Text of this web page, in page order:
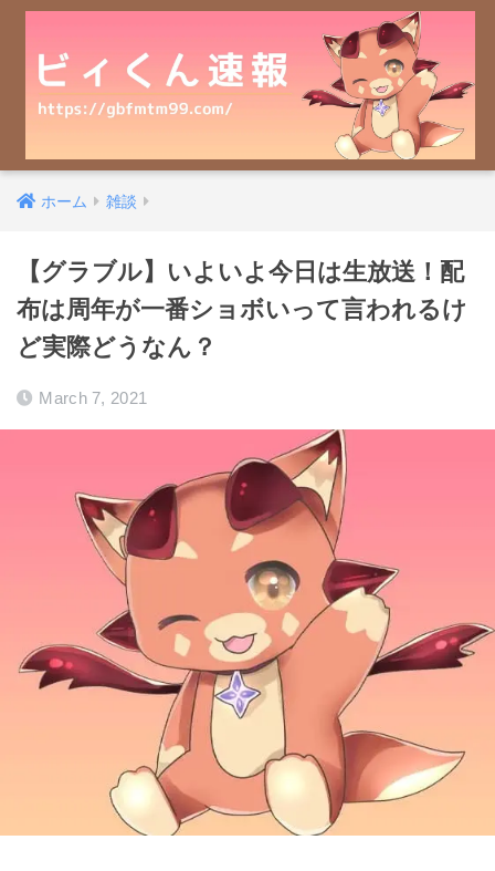
ホーム 雑談
【グラブル】いよいよ今日は生放送！配
布は周年が一番ショボいって言われるけ
ど実際どうなん？
March 7, 2021